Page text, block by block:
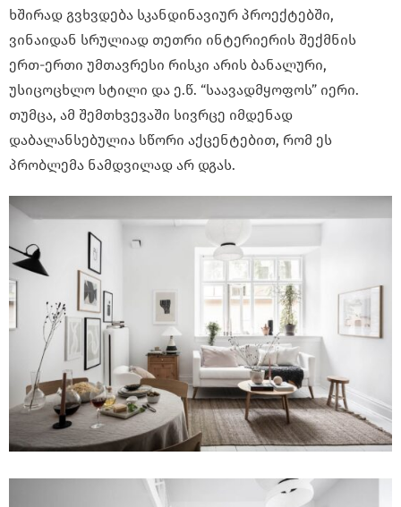
ხშირად გვხვდება სკანდინავიურ პროექტებში,
ვინაიდან სრულიად თეთრი ინტერიერის შექმნის
ერთ-ერთი უმთავრესი რისკი არის ბანალური,
უსიცოცხლო სტილი და ე.წ. “საავადმყოფოს” იერი.
თუმცა, ამ შემთხვევაში სივრცე იმდენად
დაბალანსებულია სწორი აქცენტებით, რომ ეს
პრობლემა ნამდვილად არ დგას.